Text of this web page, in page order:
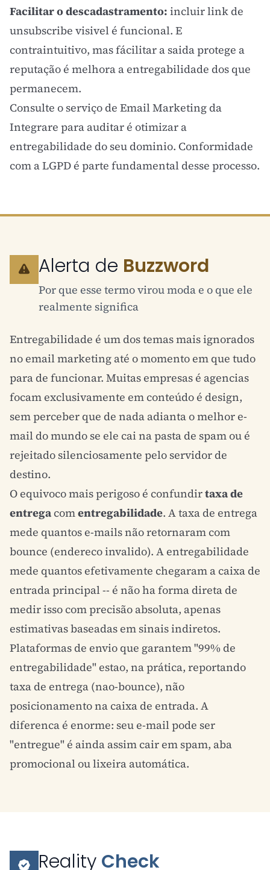
Facilitar o descadastramento: incluir link de
unsubscribe visivel é funcional. E
contraintuitivo, mas fácilitar a saida protege a
reputação é melhora a entregabilidade dos que
permanecem.
Consulte o serviço de Email Marketingda
Integrare para auditar é otimizar a
entregabilidade do seu dominio. Conformidade
com aLGPDé parte fundamental desse processo.
Alerta de Buzzword
Por que esse termo virou moda e o que ele
realmente significa
Entregabilidade é um dos temas mais ignorados
noemail marketing até o momento em que tudo
para de funcionar. Muitas empresas é agencias
focam exclusivamente em conteúdo é design,
sem perceber que de nada adianta o melhor e-
mail do mundo se ele cai na pasta de spam ou é
rejeitado silenciosamente pelo servidor de
destino.
O equivoco mais perigoso é confundirtaxa de
entregacomentregabilidade. A taxa de entrega
mede quantos e-mails não retornaram com
bounce (endereco invalido). A entregabilidade
mede quantos efetivamente chegaram a caixa de
entrada principal -- é não ha forma direta de
medir isso com precisão absoluta, apenas
estimativas baseadas em sinais indiretos.
Plataformas de envio que garantem "99% de
entregabilidade" estao, na prática, reportando
taxa de entrega (nao-bounce), não
posicionamento na caixa de entrada. A
diferenca é enorme: seu e-mail pode ser
"entregue" é ainda assim cair em spam, aba
promocional ou lixeira automática.
Reality Check